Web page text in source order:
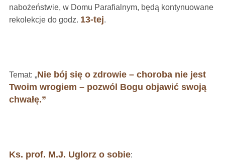
nabożeństwie, w Domu Parafialnym, będą kontynuowane
rekolekcje do godz. 13-tej.
Temat: „Nie bój się o zdrowie – choroba nie jest
Twoim wrogiem – pozwól Bogu objawić swoją
chwałę.”
Ks. prof. M.J. Uglorz o sobie: